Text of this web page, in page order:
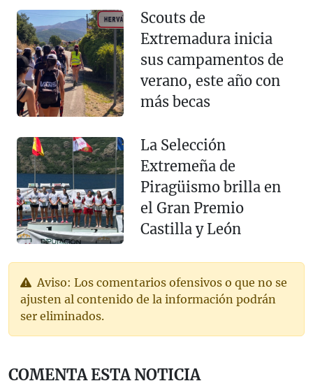
Scouts de
Extremadura inicia
sus campamentos de
verano, este año con
más becas
La Selección
Extremeña de
Piragüismo brilla en
el Gran Premio
Castilla y León
Aviso: Los comentarios ofensivos o que no se
ajusten al contenido de la información podrán
ser eliminados.
COMENTA ESTA NOTICIA